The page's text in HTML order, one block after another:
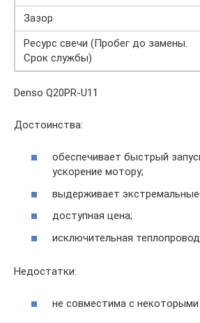
Зазор
Ресурс свечи (Пробег до замены.
Срок службы)
Denso Q20PR-U11
Достоинства:
обеспечивает быстрый
ускорение мотору;
выдерживает экстремальные
доступная цена;
исключительная
Недостатки:
не совместима с некоторыми